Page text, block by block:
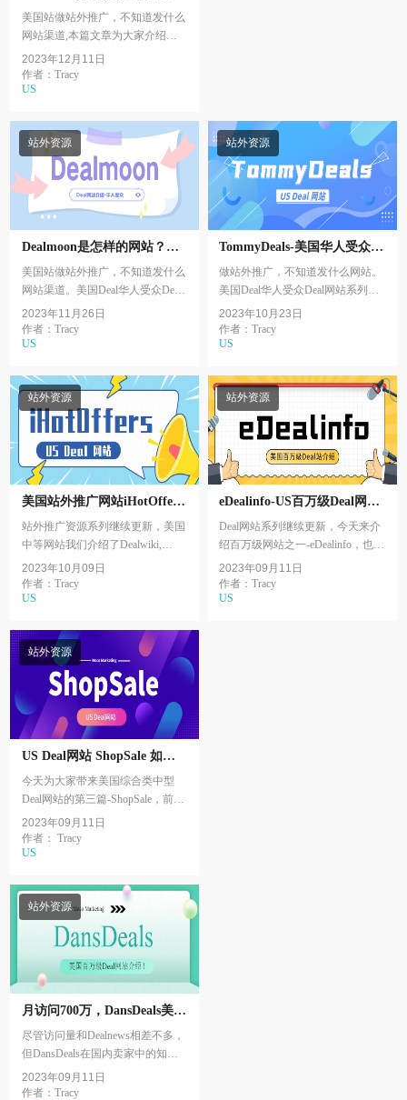
站外Deal网站3
美国站做站外推广，不知道发什么
网站渠道,本篇文章为大家介绍华
人受众渠道系列的第三篇
-21USDEAL。21USDEl介绍美国
打折网,为网友提供准确、...
2023年12月11日
作者：Tracy
US
站外资源
Dealmoon是怎样的网站？如
何推广 | 华人受众Deal网站介
绍2
美国站做站外推广，不知道发什么
网站渠道。美国Deal华人受众Deal
网站系列继续更新，本篇文章为大
家介绍Dealmoon 北美省钱日报。
2023年11月26日
作者：Tracy
US
站外资源
TommyDeals-美国华人受众
Deal网站介绍1
做站外推广，不知道发什么网站。
美国Deal华人受众Deal网站系列开
始更新，本篇文章为大家介绍
Tommydeals，也被称为好物报报或
者汤米粒。
2023年10月23日
作者：Tracy
US
站外资源
美国站外推广网站iHotOffers
介绍
站外推广资源系列继续更新，美国
中等网站我们介绍了Dealwiki,
1Sale，ShopSale等，今天来给大家
介绍另外一个美国中型Deal站—
ihotoffers。
2023年10月09日
作者：Tracy
US
站外资源
eDealinfo-US百万级Deal网站
介绍
Deal网站系列继续更新，今天来介
绍百万级网站之一-eDealinfo，也是
美国的老牌网址之一，至今已经运
营了20多年的综合型Deal站，并在
网站，APP， ...
2023年09月11日
作者：Tracy
US
站外资源
US Deal网站 ShopSale 如何
推广？
今天为大家带来美国综合类中型
Deal网站的第三篇-ShopSale，前面
介绍了1sale和Dealwiki。Shopsale的
前身是StyleForLess，至少已经运
营了15年。...
2023年09月11日
作者： Tracy
US
站外资源
月访问700万，DansDeals美国
Deal站介绍
尽管访问量和Dealnews相差不多，
但DansDeals在国内卖家中的知名
度似乎远不及Dealnews，本期将为
大家介绍百万流量级别中最为低调
2023年09月11日
作者：Tracy